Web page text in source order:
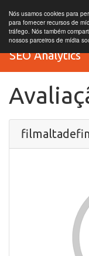
Nós usamos cookies para
para fornecer recursos de
tráfego. Nós também
nossos parceiros de mídia
SEO Analytics